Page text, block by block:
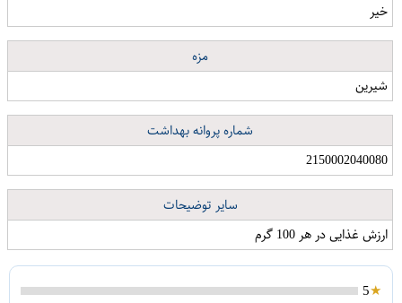
خیر
مزه
شیرین
شماره پروانه بهداشت
2150002040080
سایر توضیحات
ارزش غذایی در هر 100 گرم
5